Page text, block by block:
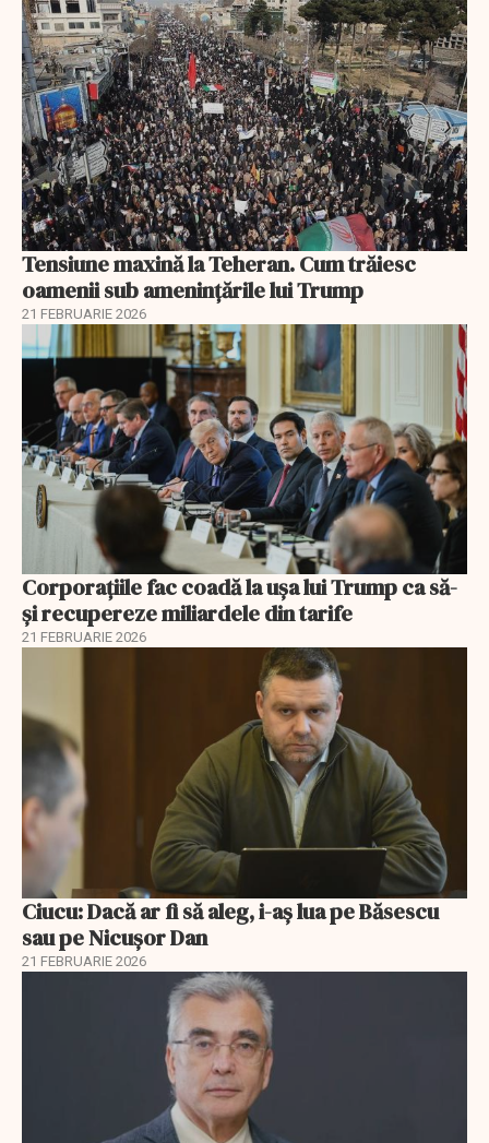
Tensiune maxină la Teheran. Cum trăiesc
oamenii sub amenințările lui Trump
21 FEBRUARIE 2026
Corporațiile fac coadă la ușa lui Trump ca să-
și recupereze miliardele din tarife
21 FEBRUARIE 2026
Ciucu: Dacă ar fi să aleg, i-aș lua pe Băsescu
sau pe Nicușor Dan
21 FEBRUARIE 2026